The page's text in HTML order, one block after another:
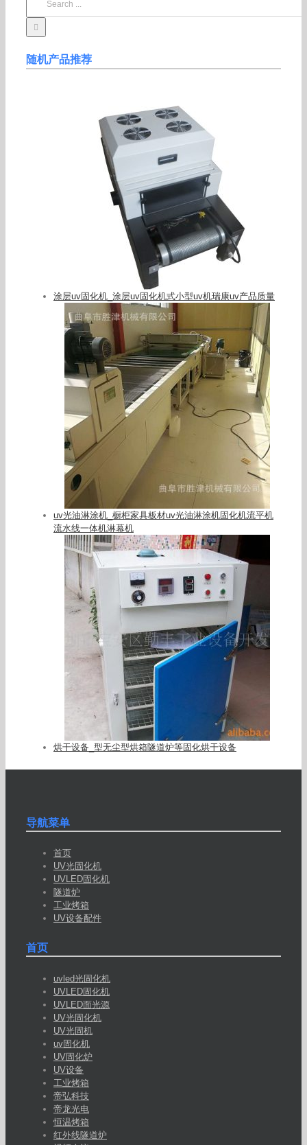
随机产品推荐
涂层uv固化机_涂层uv固化机式小型uv机瑞康uv产品质量
uv光油淋涂机_橱柜家具板材uv光油淋涂机固化机流平机
流水线一体机淋幕机
烘干设备_型无尘型烘箱隧道炉等固化烘干设备
导航菜单
首页
UV光固化机
UVLED固化机
隧道炉
工业烤箱
UV设备配件
首页
uvled光固化机
UVLED固化机
UVLED面光源
UV光固化机
UV光固机
uv固化机
UV固化炉
UV设备
工业烤箱
帝弘科技
帝龙光电
恒温烤箱
红外线隧道炉